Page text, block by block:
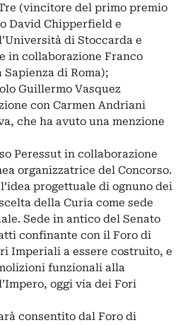
(vincitore del primo premio
David Chipperfield e
di Stoccarda e
in collaborazione Franco
di Roma);
Guillermo Vasquez
con Carmen Andriani
che ha avuto una menzione
Peressut in collaborazione
organizzatrice del Concorso.
progettuale di ognuno dei
della Curia come sede
Sede in antico del Senato
confinante con il Foro di
Imperiali a essere costruito, e
funzionali alla
oggi via dei Fori
consentito dal Foro di